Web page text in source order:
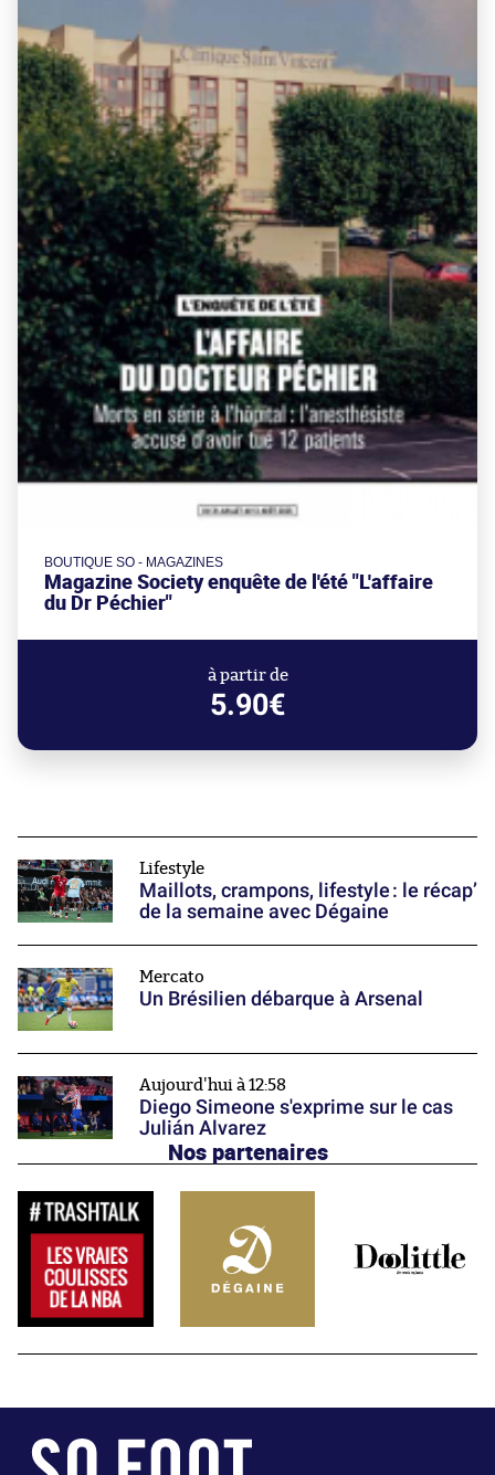
BOUTIQUE SO - MAGAZINES
Magazine Society enquête de l'été "L'affaire
du Dr Péchier"
à partir de
5.90€
Lifestyle
Maillots, crampons, lifestyle : le récap’
de la semaine avec Dégaine
Mercato
Un Brésilien débarque à Arsenal
Aujourd'hui à 12:58
Diego Simeone s'exprime sur le cas
Julián Alvarez
Nos partenaires